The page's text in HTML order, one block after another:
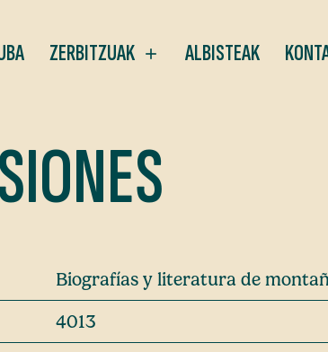
ZERBITZUAK ALBISTEAK
Biografías y literatura de
4013